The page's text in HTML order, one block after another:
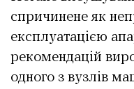
спричинене як
експлуатацією
рекомендацій
одного з вузлів